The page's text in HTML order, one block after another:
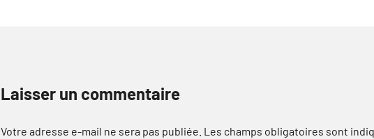
Laisser un commentaire
Votre adresse e-mail ne sera pas publiée. Les champs obligatoires sont